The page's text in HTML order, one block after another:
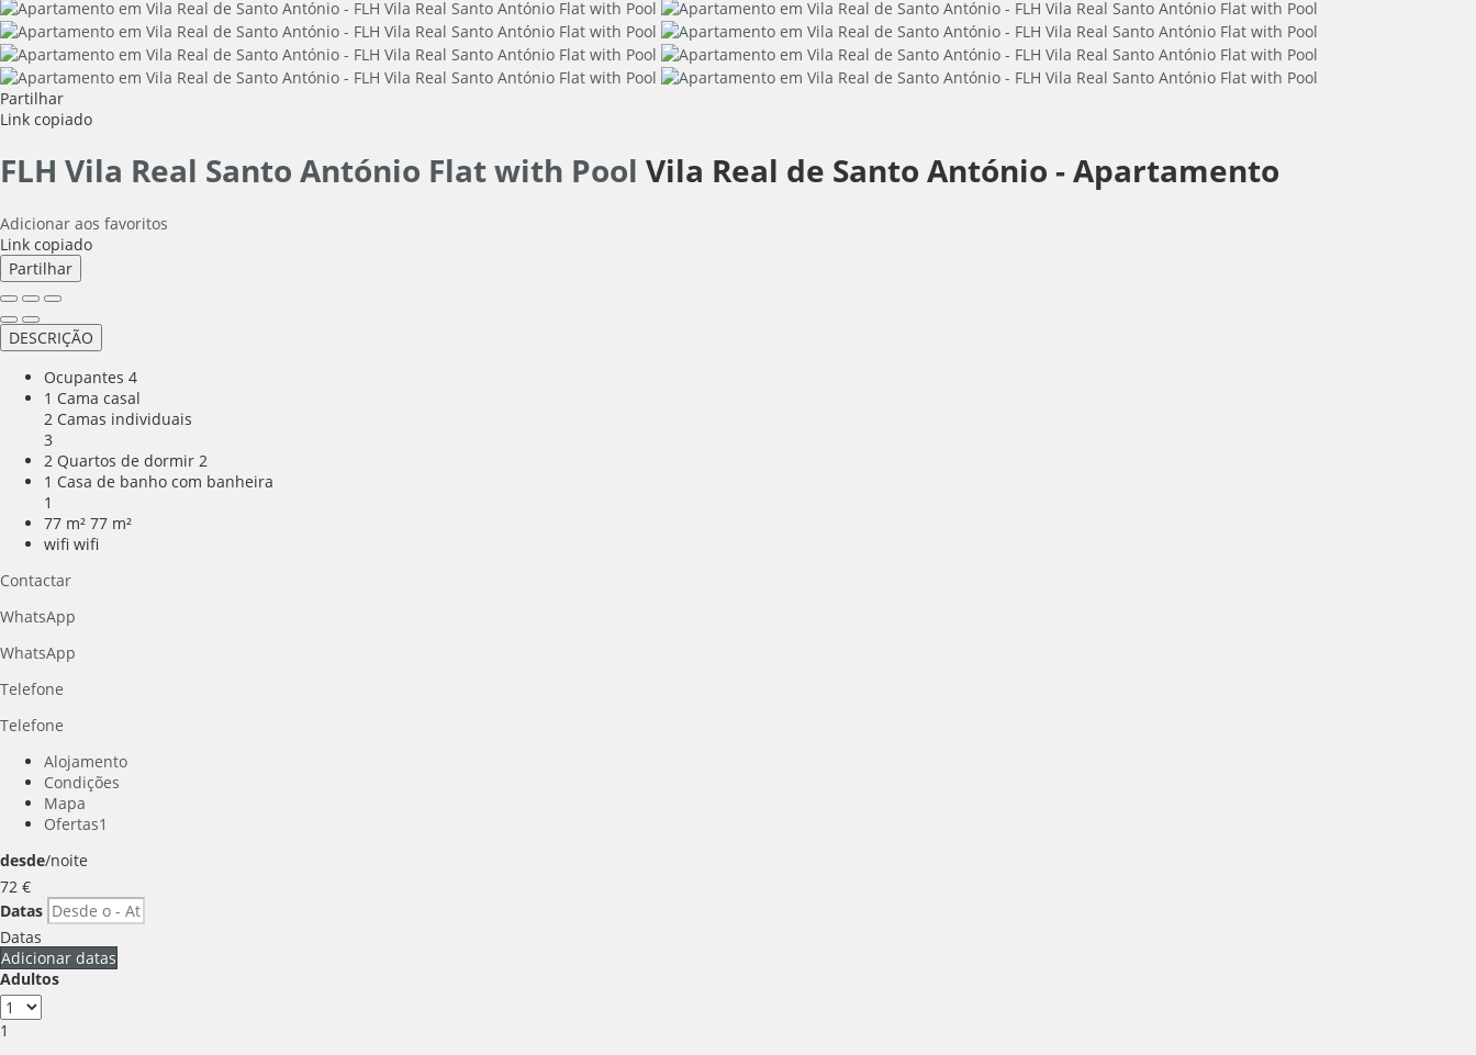
Partilhar
Link copiado
FLH Vila Real Santo António Flat with Pool Vila Real de Santo António -Apartamento
Adicionar aos favoritos
Link copiado
Partilhar
DESCRIÇÃO
Ocupantes 4
1 Cama casal
2 Camas individuais
3
2 Quartos de dormir 2
1 Casa de banho com banheira
1
77 m² 77 m²
wifi wifi
Contactar
WhatsApp
WhatsApp
Telefone
Telefone
Alojamento
Condições
Mapa
Ofertas1
desde/noite
72 €
Datas
Datas
Adicionar datas
Adultos
1